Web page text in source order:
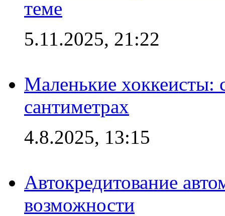
теме
5.11.2025, 21:22
Маленькие хоккеисты:
сантиметрах
4.8.2025, 13:15
Автокредитование
возможности